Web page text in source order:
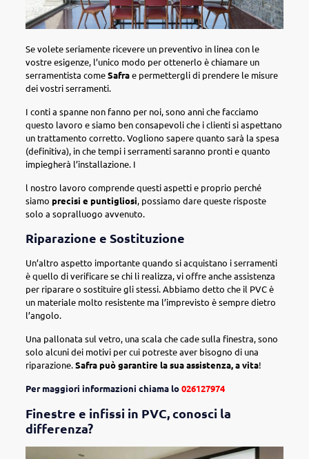
Se volete seriamente ricevere un preventivo in linea con le
vostre esigenze, l’unico modo per ottenerlo è chiamare un
serramentista comeSafrae permettergli di prendere le misure
dei vostri serramenti.
I conti a spanne non fanno per noi, sono anni che facciamo
questo lavoro e siamo ben consapevoli che i clienti si aspettano
un trattamento corretto. Vogliono sapere quanto sarà la spesa
(definitiva), in che tempi i serramenti saranno pronti e quanto
impiegherà l’installazione. I
l nostro lavoro comprende questi aspetti e proprio perché
siamo precisi e puntigliosi, possiamo dare queste risposte
solo a sopralluogo avvenuto.
Riparazione e Sostituzione
Un’altro aspetto importante quando si acquistano i serramenti
è quello di verificare se chi li realizza, vi offre anche assistenza
per riparare o sostituire gli stessi. Abbiamo detto che il PVC è
un materiale molto resistente ma l’imprevisto è sempre dietro
l’angolo.
Una pallonata sul vetro, una scala che cade sulla finestra, sono
solo alcuni dei motivi per cui potreste aver bisogno di una
riparazione.Safra può garantire la sua assistenza, a vita!
Per maggiori informazioni chiama lo026127974
Finestre e infissi in PVC, conosci la
differenza?